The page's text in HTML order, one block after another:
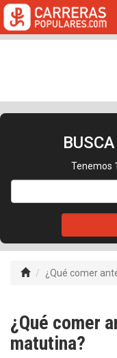
Tenemos
¿Qué comer
¿Qué comer
matutina?